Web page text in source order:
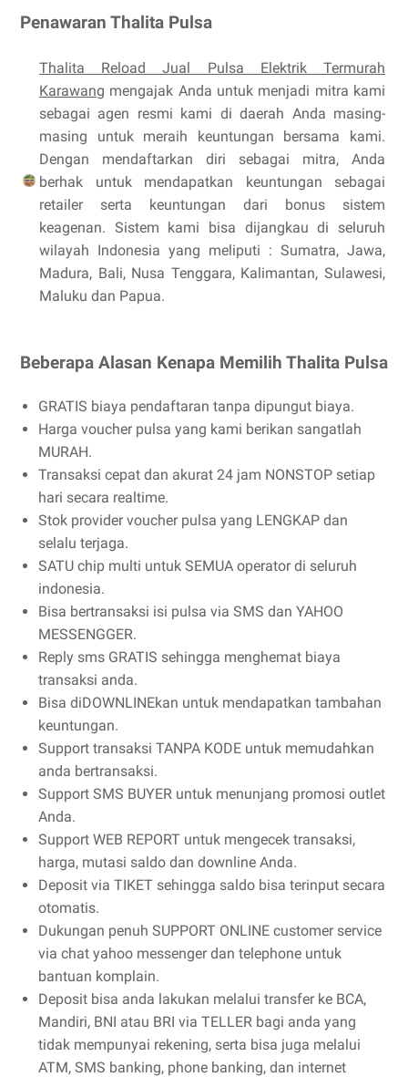
Penawaran Thalita Pulsa
Thalita Reload Jual Pulsa Elektrik Termurah
Karawang mengajak Anda untuk menjadi mitra kami
sebagai agen resmi kami di daerah Anda masing-
masing untuk meraih keuntungan bersama kami.
Dengan mendaftarkan diri sebagai mitra, Anda
berhak untuk mendapatkan keuntungan sebagai
retailer serta keuntungan dari bonus sistem
keagenan. Sistem kami bisa dijangkau di seluruh
wilayah Indonesia yang meliputi : Sumatra, Jawa,
Madura, Bali, Nusa Tenggara, Kalimantan, Sulawesi,
Maluku dan Papua.
Beberapa Alasan Kenapa Memilih Thalita Pulsa
GRATIS biaya pendaftaran tanpa dipungut biaya.
Harga voucher pulsa yang kami berikan sangatlah
MURAH.
Transaksi cepat dan akurat 24 jam NONSTOP setiap
hari secara realtime.
Stok provider voucher pulsa yang LENGKAP dan
selalu terjaga.
SATU chip multi untuk SEMUA operator di seluruh
indonesia.
Bisa bertransaksi isi pulsa via SMS dan YAHOO
MESSENGGER.
Reply sms GRATIS sehingga menghemat biaya
transaksi anda.
Bisa diDOWNLINEkan untuk mendapatkan tambahan
keuntungan.
Support transaksi TANPA KODE untuk memudahkan
anda bertransaksi.
Support SMS BUYER untuk menunjang promosi outlet
Anda.
Support WEB REPORT untuk mengecek transaksi,
harga, mutasi saldo dan downline Anda.
Deposit via TIKET sehingga saldo bisa terinput secara
otomatis.
Dukungan penuh SUPPORT ONLINE customer service
via chat yahoo messenger dan telephone untuk
bantuan komplain.
Deposit bisa anda lakukan melalui transfer ke BCA,
Mandiri, BNI atau BRI via TELLER bagi anda yang
tidak mempunyai rekening, serta bisa juga melalui
ATM, SMS banking, phone banking, dan internet